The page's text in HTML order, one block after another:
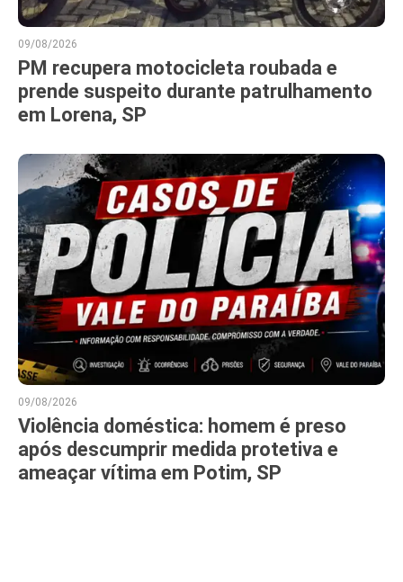
09/08/2026
PM recupera motocicleta roubada e
prende suspeito durante patrulhamento
em Lorena, SP
09/08/2026
Violência doméstica: homem é preso
após descumprir medida protetiva e
ameaçar vítima em Potim, SP